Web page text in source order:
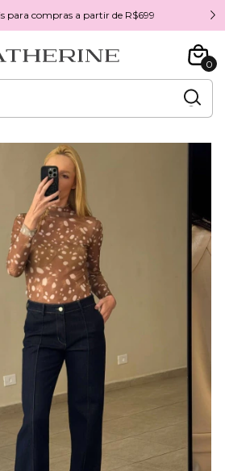
para compras a partir de R$699
0